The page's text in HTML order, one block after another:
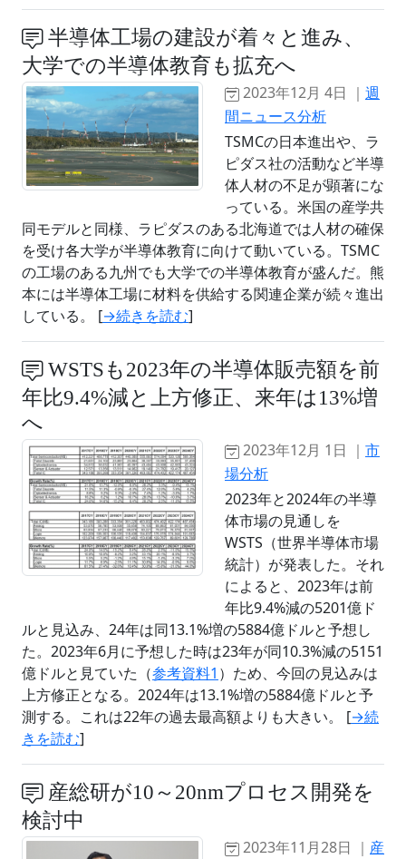
半導体工場の建設が着々と進み、
大学での半導体教育も拡充へ
2023年12月 4日 ｜ 週
間ニュース分析
TSMCの日本進出や、ラ
ピダス社の活動など半導
体人材の不足が顕著にな
っている。米国の産学共
同モデルと同様、ラピダスのある北海道では人材の確保
を受け各大学が半導体教育に向けて動いている。TSMC
の工場のある九州でも大学での半導体教育が盛んだ。熊
本には半導体工場に材料を供給する関連企業が続々進出
している。 [→続きを読む]
WSTSも2023年の半導体販売額を前
年比9.4%減と上方修正、来年は13%増
へ
2023年12月 1日 ｜ 市
場分析
2023年と2024年の半導
体市場の見通しを
WSTS（世界半導体市場
統計）が発表した。それ
によると、2023年は前
年比9.4%減の5201億ド
ルと見込み、24年は同13.1%増の5884億ドルと予想し
た。2023年6月に予想した時は23年が同10.3%減の5151
億ドルと見ていた（参考資料1 ）ため、今回の見込みは
上方修正となる。2024年は13.1%増の5884億ドルと予
測する。これは22年の過去最高額よりも大きい。 [→続
きを読む]
産総研が10～20nmプロセス開発を
検討中
2023年11月28日 ｜ 産